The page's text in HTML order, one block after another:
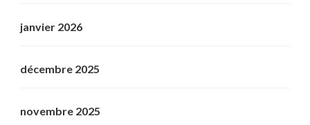
janvier 2026
décembre 2025
novembre 2025